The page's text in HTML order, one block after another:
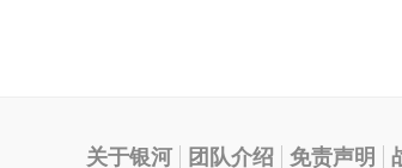
关于银河 团队介绍 免责声明